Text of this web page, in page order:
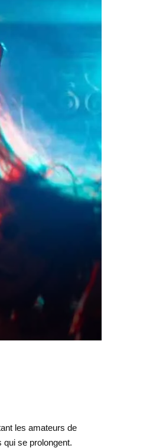
les amateurs de
se prolongent.